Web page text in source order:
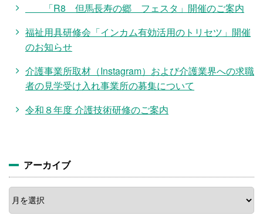
「R8 但馬長寿の郷 フェスタ」開催のご案内
福祉用具研修会「インカム有効活用のトリセツ」開催
のお知らせ
介護事業所取材（Instagram）および介護業界への求職
者の見学受け入れ事業所の募集について
令和８年度 介護技術研修のご案内
アーカイブ
ア
ー
カ